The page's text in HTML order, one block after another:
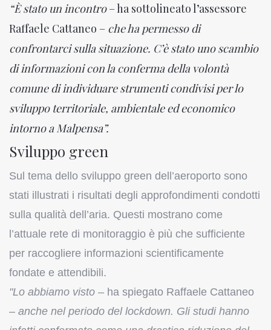
“È stato un incontro– ha sottolineato l’assessore
Raffaele Cattaneo – che ha permesso di
confrontarci sulla situazione. C’è stato uno scambio
di informazioni con la conferma della volontà
comune di individuare strumenti condivisi per lo
sviluppo territoriale, ambientale ed economico
intorno a Malpensa”.
Sviluppo green
Sul tema dello sviluppo green dell’aeroporto sono
stati illustrati i risultati degli approfondimenti condotti
sulla qualità dell’aria. Questi mostrano come
l’attuale rete di monitoraggio è più che sufficiente
per raccogliere informazioni scientificamente
fondate e attendibili.
"Lo abbiamo visto – ha spiegato Raffaele Cattaneo
– anche nel periodo del lockdown. Gli studi hanno